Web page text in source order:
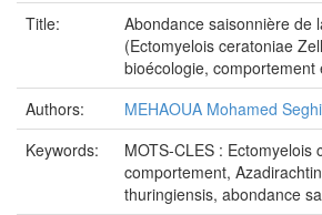
Title:
Abondance saisonnière de
(Ectomyelois ceratoniae
bioécologie, comportement
Authors:
MEHAOUA Mohamed
Keywords:
MOTS-CLES : Ectomyelois
comportement,
thuringiensis, abondance